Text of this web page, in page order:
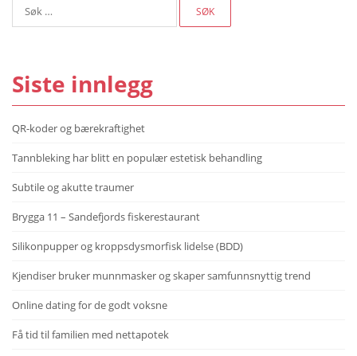
etter:
Siste innlegg
QR-koder og bærekraftighet
Tannbleking har blitt en populær estetisk behandling
Subtile og akutte traumer
Brygga 11 – Sandefjords fiskerestaurant
Silikonpupper og kroppsdysmorfisk lidelse (BDD)
Kjendiser bruker munnmasker og skaper samfunnsnyttig trend
Online dating for de godt voksne
Få tid til familien med nettapotek